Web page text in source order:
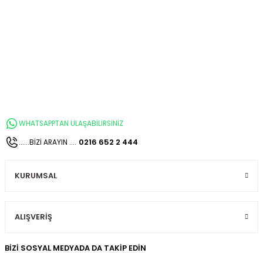
WHATSAPPTAN ULAŞABİLİRSİNİZ
......BİZİ ARAYIN .... 0216 652 2 444
KURUMSAL
ALIŞVERİŞ
BİZİ SOSYAL MEDYADA DA TAKİP EDİN